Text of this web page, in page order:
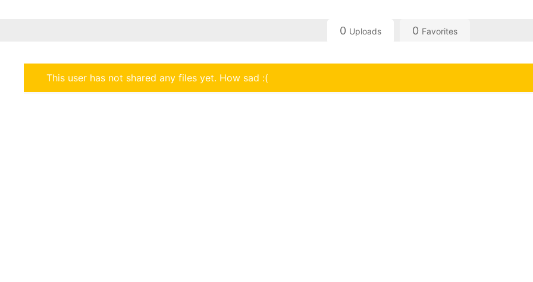
0 Uploads 0 Favorites
This user has not shared any files yet. How sad :(